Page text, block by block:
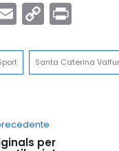
Email
Copy
Santa Caterina
per